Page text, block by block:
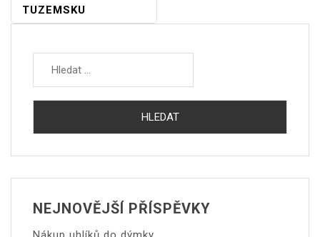
TUZEMSKU
Vyhledávání
NEJNOVĚJŠÍ PŘÍSPĚVKY